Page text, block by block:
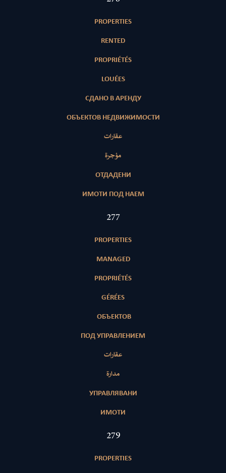
PROPERTIES
RENTED
PROPRIÉTÉS
LOUÉES
СДАНО В АРЕНДУ
ОБЪЕКТОВ НЕДВИЖИМОСТИ
عقارات
مؤجرة
ОТДАДЕНИ
ИМОТИ ПОД НАЕМ
426
PROPERTIES
MANAGED
PROPRIÉTÉS
GÉRÉES
ОБЪЕКТОВ
ПОД УПРАВЛЕНИЕМ
عقارات
مدارة
УПРАВЛЯВАНИ
ИМОТИ
434
PROPERTIES